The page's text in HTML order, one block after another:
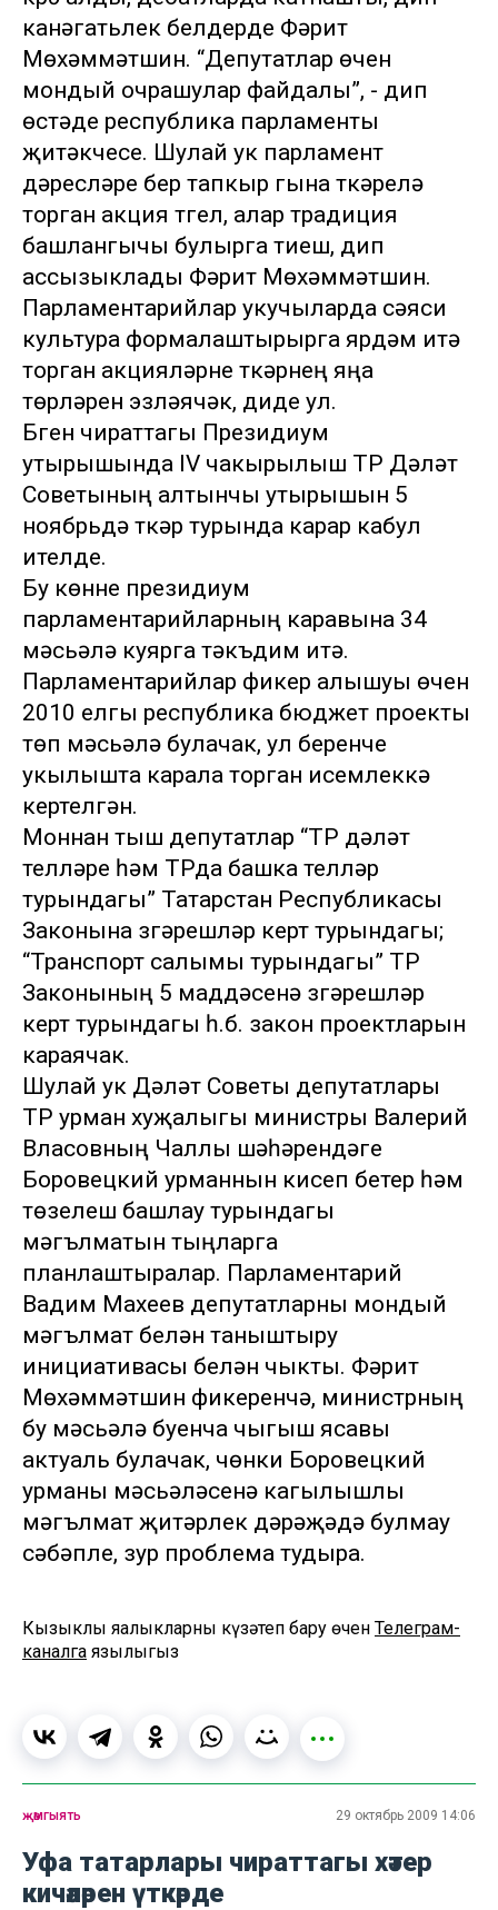
канәгатьлек белдерде Фәрит
Мөхәммәтшин. “Депутатлар өчен
мондый очрашулар файдалы”, - дип
өстәде республика парламенты
җитәкчесе. Шулай ук парламент
дәресләре бер тапкыр гына үткәрелә
торган акция түгел, алар традиция
башлангычы булырга тиеш, дип
ассызыклады Фәрит Мөхәммәтшин.
Парламентарийлар укучыларда сәяси
культура формалаштырырга ярдәм итә
торган акцияләрне үткәрүнең яңа
төрләрен эзләячәк, диде ул.
Бүген чираттагы Президиум
утырышында IV чакырылыш ТР Дәүләт
Советының алтынчы утырышын 5
ноябрьдә үткәрү турында карар кабул
ителде.
Бу көнне президиум
парламентарийларның каравына 34
мәсьәлә куярга тәкъдим итә.
Парламентарийлар фикер алышуы өчен
2010 елгы республика бюджет проекты
төп мәсьәлә булачак, ул беренче
укылышта карала торган исемлеккә
кертелгән.
Моннан тыш депутатлар “ТР дәүләт
телләре һәм ТРда башка телләр
турындагы” Татарстан Республикасы
Законына үзгәрешләр кертү турындагы;
“Транспорт салымы турындагы” ТР
Законының 5 маддәсенә үзгәрешләр
кертү турындагы һ.б. закон проектларын
караячак.
Шулай ук Дәүләт Советы депутатлары
ТР урман хуҗалыгы министры Валерий
Власовның Чаллы шәһәрендәге
Боровецкий урманнын кисеп бетерү һәм
төзелеш башлау турындагы
мәгълүматын тыңларга
планлаштыралар. Парламентарий
Вадим Махеев депутатларны мондый
мәгълүмат белән таныштыру
инициативасы белән чыкты. Фәрит
Мөхәммәтшин фикеренчә, министрның
бу мәсьәлә буенча чыгыш ясавы
актуаль булачак, чөнки Боровецкий
урманы мәсьәләсенә кагылышлы
мәгълүмат җитәрлек дәрәҗәдә булмау
сәбәпле, зур проблема тудыра.
Кызыклы яңалыкларны күзәтеп бару өчен Телеграм-
каналга язылыгыз
җәмгыять 29 октябрь 2009 14:06
Уфа татарлары чираттагы хәтер
кичәләрен үткәрде